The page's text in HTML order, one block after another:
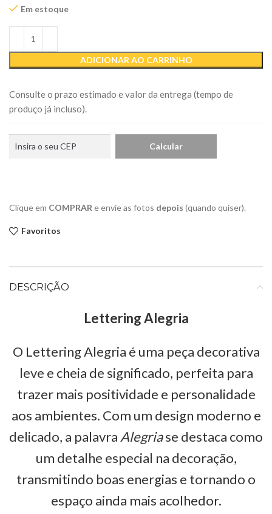
Em estoque
ADICIONAR AO CARRINHO
Consulte o prazo estimado e valor da entrega (tempo de
produço já incluso).
Clique em COMPRAR e envie as fotos depois (quando quiser).
Favoritos
DESCRIÇÃO
Lettering Alegria
O Lettering Alegria é uma peça decorativa
leve e cheia de significado, perfeita para
trazer mais positividade e personalidade
aos ambientes. Com um design moderno e
delicado, a palavra Alegriase destaca como
um detalhe especial na decoração,
transmitindo boas energias e tornando o
espaço ainda mais acolhedor.